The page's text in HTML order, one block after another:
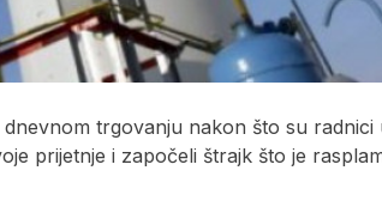
trgovanju nakon što su radnici
prijetnje i započeli štrajk što je